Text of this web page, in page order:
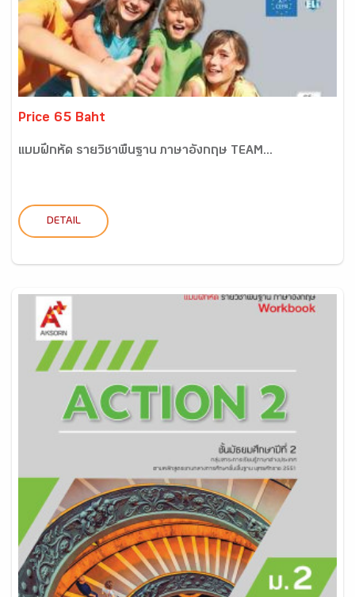
Price 65 Baht
แบบฝึกหัด รายวิชาพื้นฐาน ภาษาอังกฤษ TEAM...
DETAIL